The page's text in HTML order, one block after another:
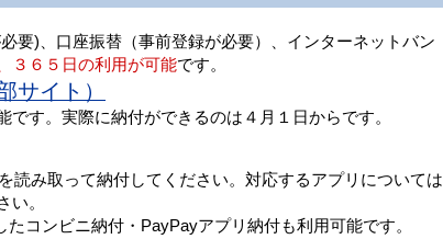
要)、口座振替（事前登録が必要）、インターネットバン
３６５日の利用が可能です。
サイト）
す。実際に納付ができるのは４月１日からです。
み取って納付してください。対応するアプリについては
。
コンビニ納付・PayPayアプリ納付も利用可能です。